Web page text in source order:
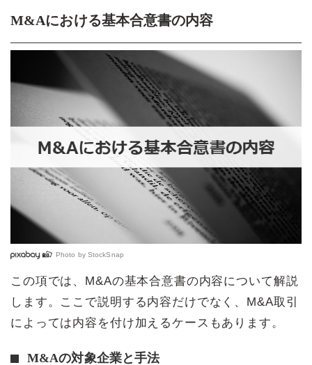
M&Aにおける基本合意書の内容
Photo by StockSnap
この項では、M&Aの基本合意書の内容について解説
します。ここで説明する内容だけでなく、M&A取引
によっては内容を付け加えるケースもあります。
M&Aの対象企業と手法